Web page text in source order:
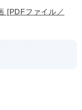
[PDFファイル／